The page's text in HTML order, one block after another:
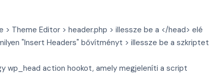
> Theme Editor > header.php > illessze be a </head> elé
"Insert Headers" bővítményt > illessze be a szkriptet
wp_head action hookot, amely megjeleníti a script